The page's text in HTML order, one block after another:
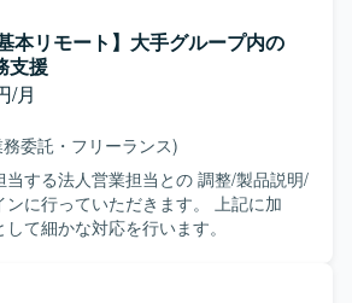
目指す。 ・エンドSEが実施する提案業
リング、提案方針検討、 提案グランド
）をCTC側で巻き取り、 上流工程か
を行うことで CTCが提供可能領域に
販・SI・保守等）を獲得する。 ・CTC
はインフラビジネス. （サーバ、スト
ク関連）である。
本リモート】大手グループ内の
支援
/月
務委託・フリーランス)
当する法人営業担当との 調整/製品説明/
ンに行っていただきます。 上記に加
て細かな対応を行います。